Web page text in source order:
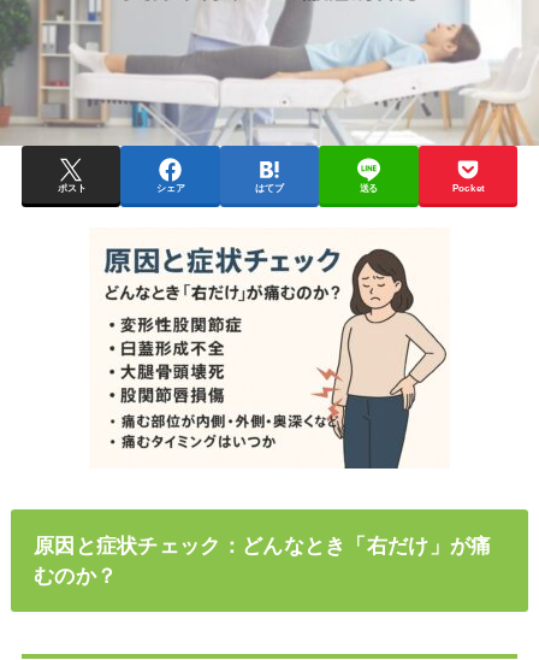
ポスト シェア はてブ 送る Pocket
原因と症状チェック：どんなとき「右だけ」が痛
むのか？